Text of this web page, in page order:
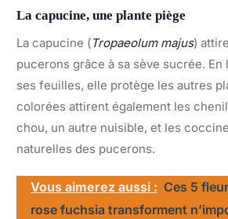
La capucine, une plante piège
La capucine (Tropaeolum majus)
pucerons grâce à sa sève sucrée.
ses feuilles, elle protège les autres
colorées attirent également les
chou, un autre nuisible, et les
naturelles des pucerons.
Vous aimerez aussi : Ces 5
rose fuchsia transforment